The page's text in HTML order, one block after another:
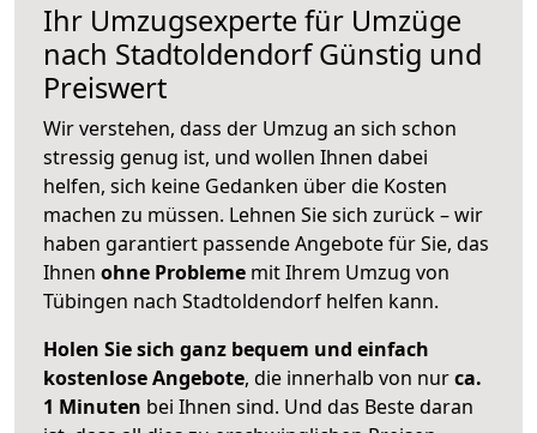
Ihr Umzugsexperte für Umzüge
nach StadtoldendorfGünstig und
Preiswert
Wir verstehen, dass der Umzug an sich schon
stressig genug ist, und wollen Ihnen dabei
helfen, sich keine Gedanken über die Kosten
machen zu müssen. Lehnen Sie sich zurück – wir
haben garantiert passende Angebote für Sie, das
Ihnen ohne Probleme mit Ihrem Umzug von
Tübingen nach Stadtoldendorf helfen kann.
Holen Sie sich ganz bequem und einfach
kostenlose Angebote, die innerhalb von nurca.
1 Minuten bei Ihnen sind. Und das Beste daran